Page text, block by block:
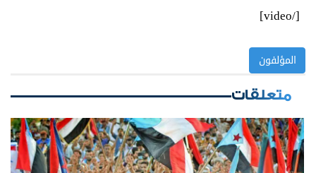
[/video]
المؤلفون
متعلقات